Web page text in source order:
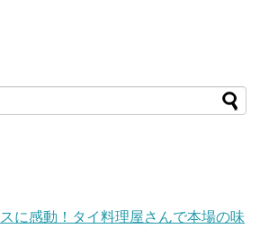
に感動！タイ料理屋さんで本場の味